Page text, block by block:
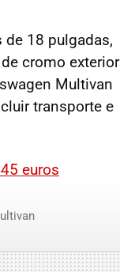
18 pulgadas,
cromo exterior
Multivan
transporte e
euros